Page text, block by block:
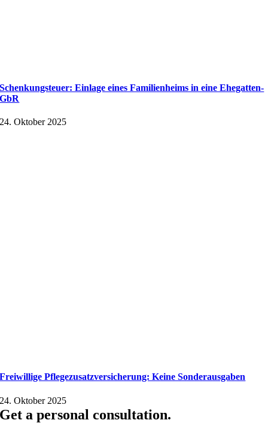
Schenkungsteuer: Einlage eines Familienheims in eine Ehegatten-
GbR
24. Oktober 2025
Freiwillige Pflegezusatzversicherung: Keine Sonderausgaben
24. Oktober 2025
Get a personal consultation.